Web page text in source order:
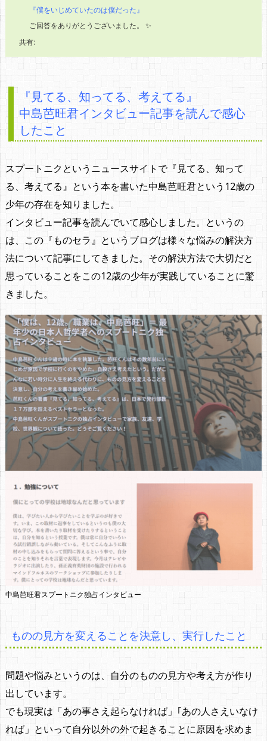
『僕をいじめていたのは僕だった』
ご回答をありがとうございました。 ✨
共有:
『見てる、知ってる、考えてる』
中島芭旺君インタビュー記事を読んで感心
したこと
スプートニクというニュースサイトで『見てる、知って
る、考えてる』という本を書いた中島芭旺君という12歳の
少年の存在を知りました。
インタビュー記事を読んでいて感心しました。というの
は、この『ものセラ』というブログは様々な悩みの解決方
法について記事にしてきました。その解決方法で大切だと
思っていることをこの12歳の少年が実践していることに驚
きました。
中島芭旺君スプートニク独占インタビュー
ものの見方を変えることを決意し、実行したこと
問題や悩みというのは、自分のものの見方や考え方が作り
出しています。
でも現実は「あの事さえ起らなければ」｢あの人さえいなけ
れば」といって自分以外の外で起きることに原因を求めま